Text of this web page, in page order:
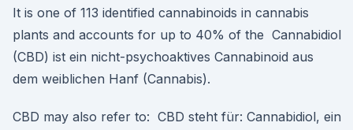
It is one of 113 identified cannabinoids in cannabis
plants and accounts for up to 40% of the Cannabidiol
(CBD) ist ein nicht-psychoaktives Cannabinoid aus
dem weiblichen Hanf (Cannabis).
CBD may also refer to: CBD steht für: Cannabidiol, ein